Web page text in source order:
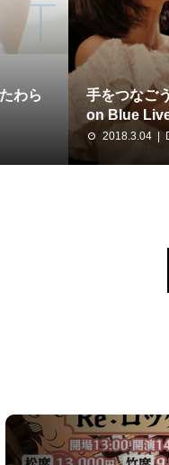
わら
手をつなご
on Blue
2018.3.04